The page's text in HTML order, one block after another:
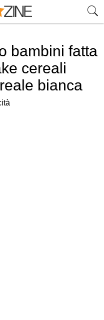
bambini fatta
cereali
bianca